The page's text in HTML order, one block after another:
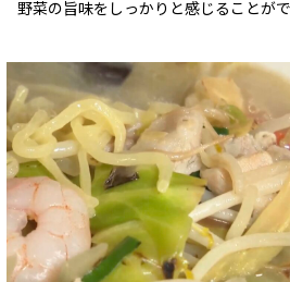
野菜の旨味をしっかりと感じることが